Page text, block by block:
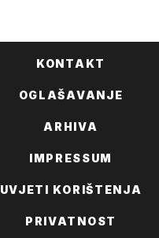
KONTAKT
OGLAŠAVANJE
ARHIVA
IMPRESSUM
UVJETI KORIŠTENJA
PRIVATNOST